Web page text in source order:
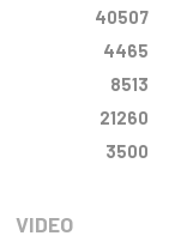
40507
4465
8513
21260
3500
VIDEO